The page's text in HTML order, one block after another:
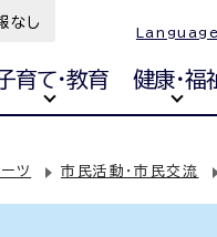
なし
Language
育て・教育 健康・福
ツ 市民活動・市民交流